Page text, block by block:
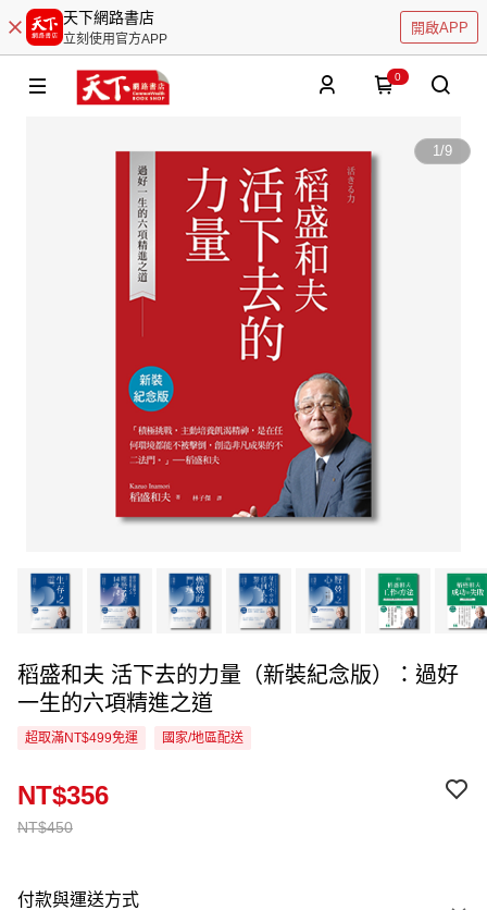
天下網路書店
立刻使用官方APP
開啟APP
0
1/9
稻盛和夫 活下去的力量（新裝紀念版）：過好
一生的六項精進之道
超取滿NT$499免運 國家/地區配送
NT$450
NT$356
付款與運送方式